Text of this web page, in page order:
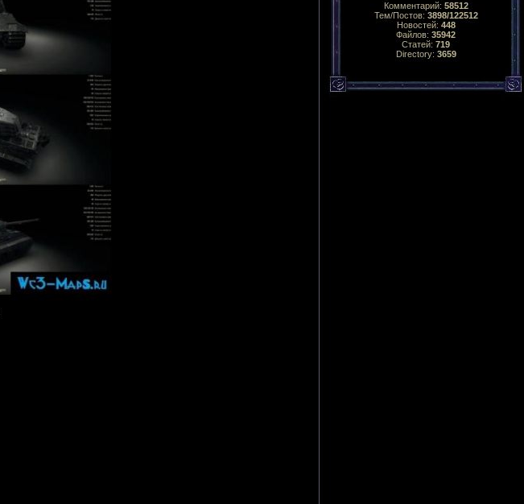
Комментарий: 58512
Тем/Постов: 3898/122512
Новостей: 448
Файлов: 35942
Статей: 719
Directory: 3659